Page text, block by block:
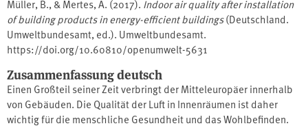
Müller, B., & Mertes, A. (2017). Indoor air quality after installation
of building products in energy-efficient buildings(Deutschland.
Umweltbundesamt, ed.). Umweltbundesamt.
https://doi.org/10.60810/openumwelt-5631
Zusammenfassung deutsch
Einen Großteil seiner Zeit verbringt der Mitteleuropäer innerhalb
von Gebäuden. Die Qualität der Luft in Innenräumen ist daher
wichtig für die menschliche Gesundheit und das Wohlbefinden.